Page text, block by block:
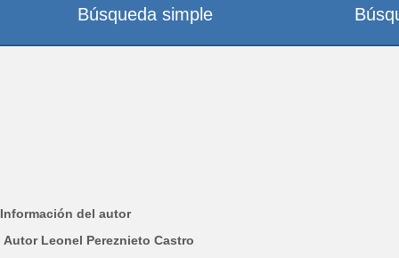
Información del autor
Autor Leonel Pereznieto Castro
Búsqueda simple